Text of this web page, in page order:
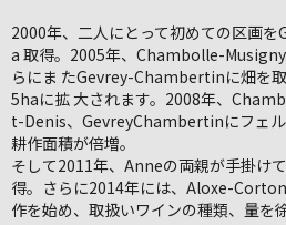
2000年、二人にとって初めての区画
a 取得。2005年、Chambolle-
らにま たGevrey-Chambertinに畑を
5haに拡 大されます。2008年、
t-Denis、GevreyChambertinにフェル
耕作面積が倍増。
そして2011年、Anneの両親が手掛け
得。さらに2014年には、Aloxe-
作を始め、取扱いワインの種類、量を